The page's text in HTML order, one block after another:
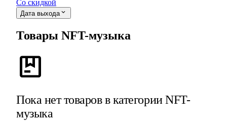
Со скидкой
Дата выхода expand_more
Товары NFT-музыка
package
Пока нет товаров в категории NFT-
музыка